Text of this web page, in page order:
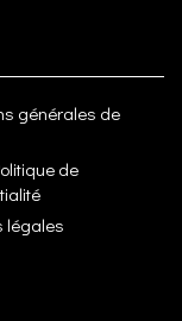
générales de
de
légales